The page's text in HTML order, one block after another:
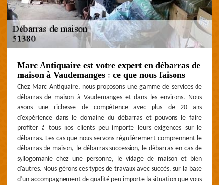
Marc Antiquaire est votre expert en débarras de
maison à Vaudemanges : ce que nous faisons
Chez Marc Antiquaire, nous proposons une gamme de services de
débarras de maison à Vaudemanges et dans les environs. Nous
avons une richesse de compétence avec plus de 20 ans
d'expérience dans le domaine du débarras et pouvons le faire
profiter à tous nos clients peu importe leurs exigences sur le
débarras. Les cas que nous servons régulièrement comprennent le
débarras de maison, le débarras succession, le débarras en cas de
syllogomanie chez une personne, le vidage de maison et bien
d'autres. Nous gérons ces types de travaux avec succès, sur la base
d’un accompagnement de qualité peu importe la situation que vous